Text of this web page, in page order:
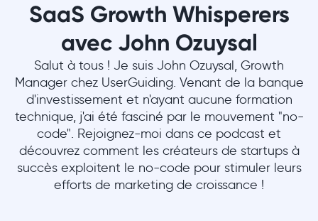
SaaS Growth Whisperers
avec John Ozuysal
Salut à tous ! Je suis John Ozuysal, Growth
Manager chez UserGuiding. Venant de la banque
d'investissement et n'ayant aucune formation
technique, j'ai été fasciné par le mouvement "no-
code". Rejoignez-moi dans ce podcast et
découvrez comment les créateurs de startups à
succès exploitent le no-code pour stimuler leurs
efforts de marketing de croissance !